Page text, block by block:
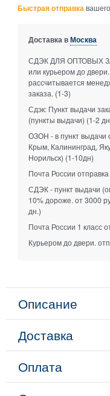
Быстрая отправка
Доставка вМосква
СДЭК ДЛЯ ОПТОВЫХ
или курьером до
рассчитывается
заказа. (1-3)
Сдэк: Пункт выдачи
(пункты выдачи) (1-2
ОЗОН - в пункт выдачи
Крым, Калининград,
Норильск) (1-10дн)
Почта России отправка
СДЭК - пункт выдачи
10% дороже. от 3000
дн.)
Почта России 1 класс
Курьером до двери.
Описание
Доставка
Оплата